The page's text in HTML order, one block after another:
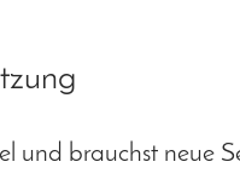
und brauchst neue